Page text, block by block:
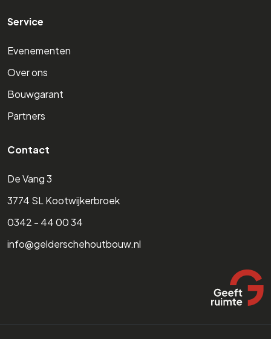
Service
Evenementen
Over ons
Bouwgarant
Partners
Contact
De Vang 3
3774 SL Kootwijkerbroek
0342 - 44 00 34
info@gelderschehoutbouw.nl